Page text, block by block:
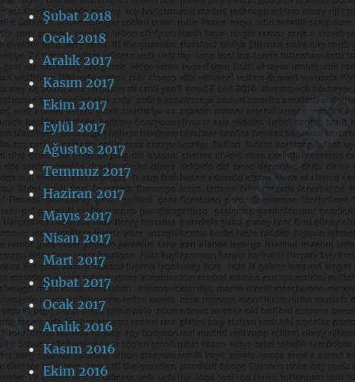
Şubat 2018
Ocak 2018
Aralık 2017
Kasım 2017
Ekim 2017
Eylül 2017
Ağustos 2017
Temmuz 2017
Haziran 2017
Mayıs 2017
Nisan 2017
Mart 2017
Şubat 2017
Ocak 2017
Aralık 2016
Kasım 2016
Ekim 2016